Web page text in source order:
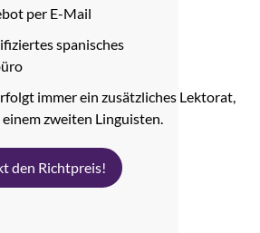
per E-Mail
spanisches
immer ein zusätzliches Lektorat,
zweiten Linguisten.
den Richtpreis!